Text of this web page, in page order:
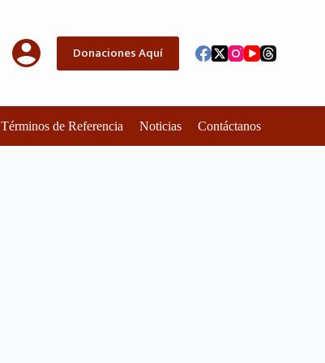
Donaciones Aquí
Términos de Referencia Noticias Contáctanos